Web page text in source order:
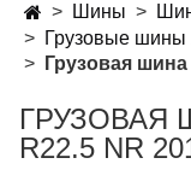
Шины
Грузовые шины
Грузовая
ГРУЗОВАЯ
R22.5 NR